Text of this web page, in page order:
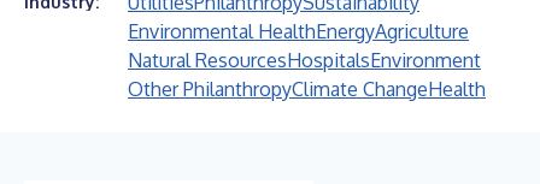
Environmental HealthEnergyAgriculture
Natural ResourcesHospitalsEnvironment
Other PhilanthropyClimate ChangeHealth